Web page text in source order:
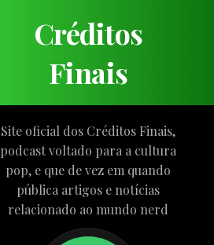
Créditos
Finais
Site oficial dos Créditos Finais,
podcast voltado para a cultura
pop, e que de vez em quando
pública artigos e notícias
relacionado ao mundo nerd